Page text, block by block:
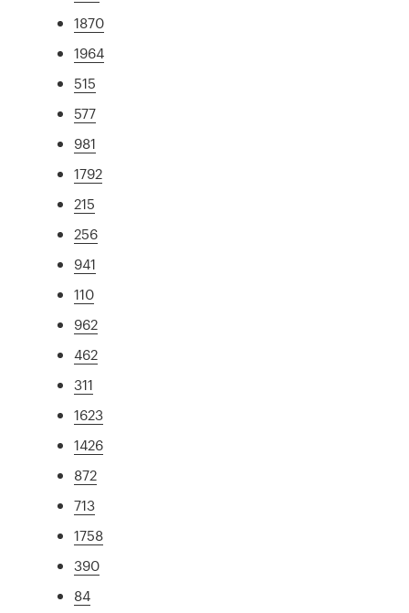
1870
1964
515
577
981
1792
215
256
941
110
962
462
311
1623
1426
872
713
1758
390
84